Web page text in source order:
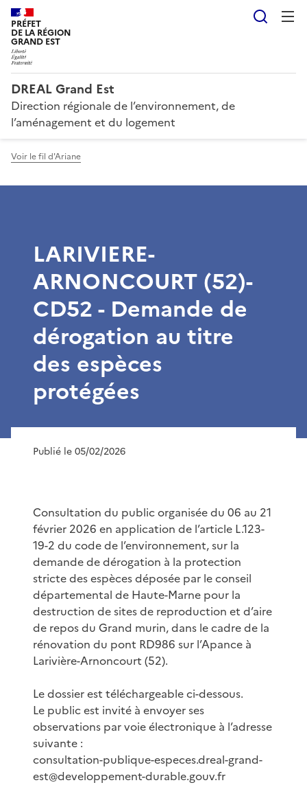
PRÉFET
DE LA RÉGION
GRAND EST
DREAL Grand Est
Direction régionale de l’environnement, de
l’aménagement et du logement
Voir le fil d'Ariane
LARIVIERE-
ARNONCOURT (52)-
CD52 - Demande de
dérogation au titre
des espèces
protégées
Publié le 05/02/2026
Consultation du public organisée du 06 au 21
février 2026 en application de l’article L.123-
19-2 du code de l’environnement, sur la
demande de dérogation à la protection
stricte des espèces déposée par le conseil
départemental de Haute-Marne pour la
destruction de sites de reproduction et d’aire
de repos du Grand murin, dans le cadre de la
rénovation du pont RD986 sur l’Apance à
Larivière-Arnoncourt (52).
Le dossier est téléchargeable ci-dessous.
Le public est invité à envoyer ses
observations par voie électronique à l’adresse
suivante :
consultation-publique-especes.dreal-grand-
est@developpement-durable.gouv.fr